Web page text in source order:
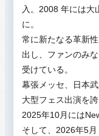
入。2008 年には大
に。
常に新たなる革新
出し、ファンのみ
受けている。
幕張メッセ、日本
大型フェス出演を
2025年10月には
そして、2026年5